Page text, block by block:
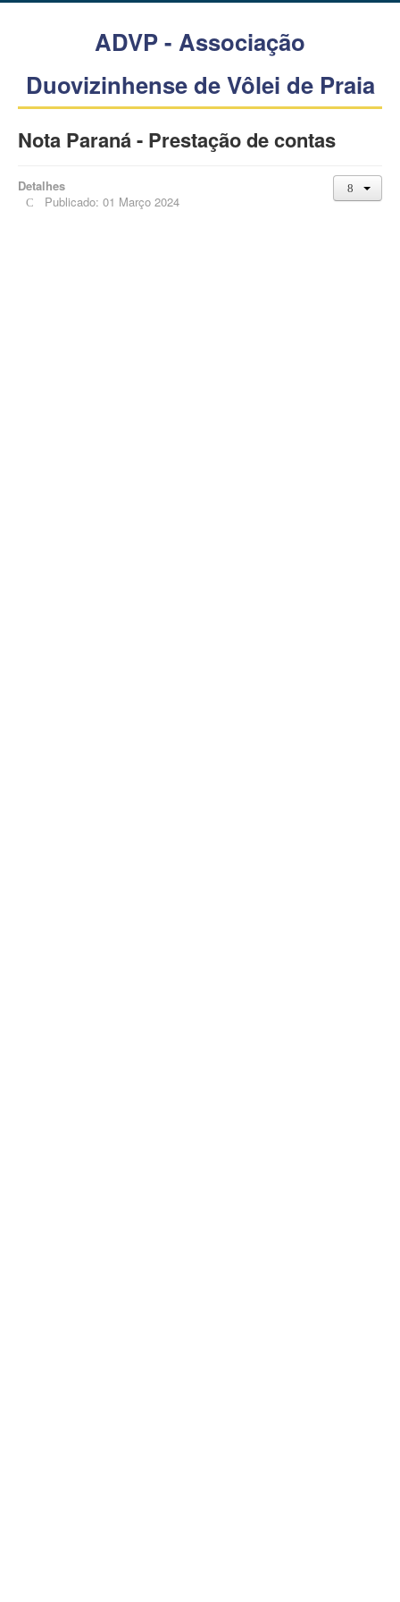
ADVP - Associação
Duovizinhense de Vôlei de Praia
Nota Paraná - Prestação de contas
Detalhes
Publicado: 01 Março 2024